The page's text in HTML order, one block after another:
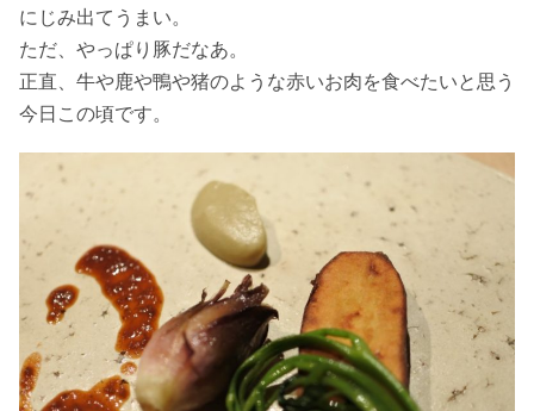
にじみ出てうまい。
ただ、やっぱり豚だなあ。
正直、牛や鹿や鴨や猪のような赤いお肉を食べたいと思う
今日この頃です。